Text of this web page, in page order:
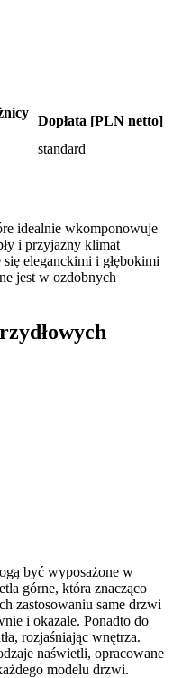
Dopłata [PLN netto]
standard
idealnie wkomponowuje
i przyjazny klimat
eleganckimi i głębokimi
jest w ozdobnych
być wyposażone w
górne, która znacząco
zastosowaniu same drzwi
i okazale. Ponadto do
rozjaśniając wnętrza.
naświetli, opracowane
modelu drzwi.